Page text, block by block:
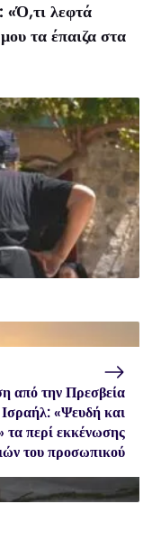
«Ό,τι λεφτά
τα έπαιζα στα
από την Πρεσβεία
Ισραήλ: «Ψευδή και
τα περί εκκένωσης
του προσωπικού